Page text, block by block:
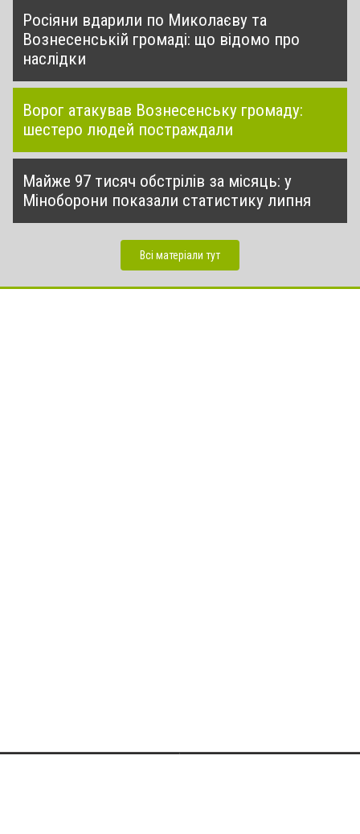
Росіяни вдарили по Миколаєву та
Вознесенській громаді: що відомо про
наслідки
Ворог атакував Вознесенську громаду:
шестеро людей постраждали
Майже 97 тисяч обстрілів за місяць: у
Міноборони показали статистику липня
Всі матеріали тут